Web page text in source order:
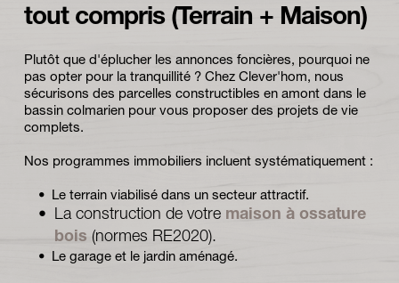
tout compris (Terrain + Maison)
Plutôt que d'éplucher les annonces foncières, pourquoi ne
pas opter pour la tranquillité ? Chez Clever'hom, nous
sécurisons des parcelles constructibles en amont dans le
bassin colmarien pour vous proposer des projets de vie
complets.
Nos programmes immobiliers incluent systématiquement :
Le terrain viabilisé dans un secteur attractif.
La construction de votre maison à ossature
bois (normes RE2020).
Le garage et le jardin aménagé.